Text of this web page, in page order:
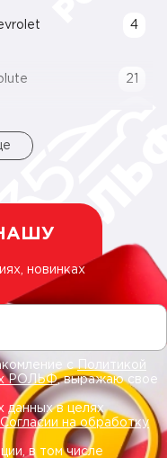
4
21
новинках
сПолитикой
РОЛЬФ, выражаю свое
данных в целях
Согласии на обработку
в том числе